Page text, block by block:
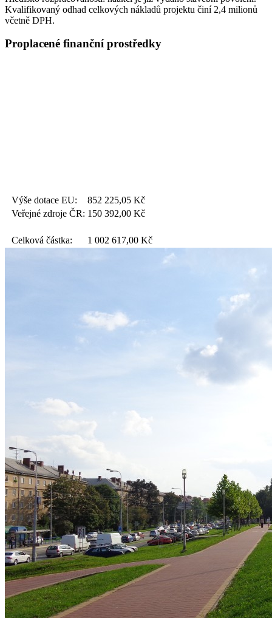
Kvalifikovaný odhad celkových nákladů projektu činí 2,4 milionů
včetně DPH.
Proplacené finanční prostředky
Výše dotace EU: 852 225,05 Kč
Veřejné zdroje ČR: 150 392,00 Kč
Celková částka: 1 002 617,00 Kč